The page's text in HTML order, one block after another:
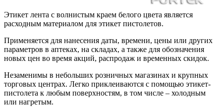
Этикет лента с волнистым краем белого цвета является
расходным материалом для этикет пистолетов.
Применяется для нанесения даты, времени, цены или других
параметров в аптеках, на складах, а также для обозначения
новых цен во время акций, распродаж и временных скидок.
Незаменимы в небольших розничных магазинах и крупных
торговых центрах. Легко приклеиваются с помощью этикет-
пистолета к любым поверхностям, в том числе – холодным
или нагретым.